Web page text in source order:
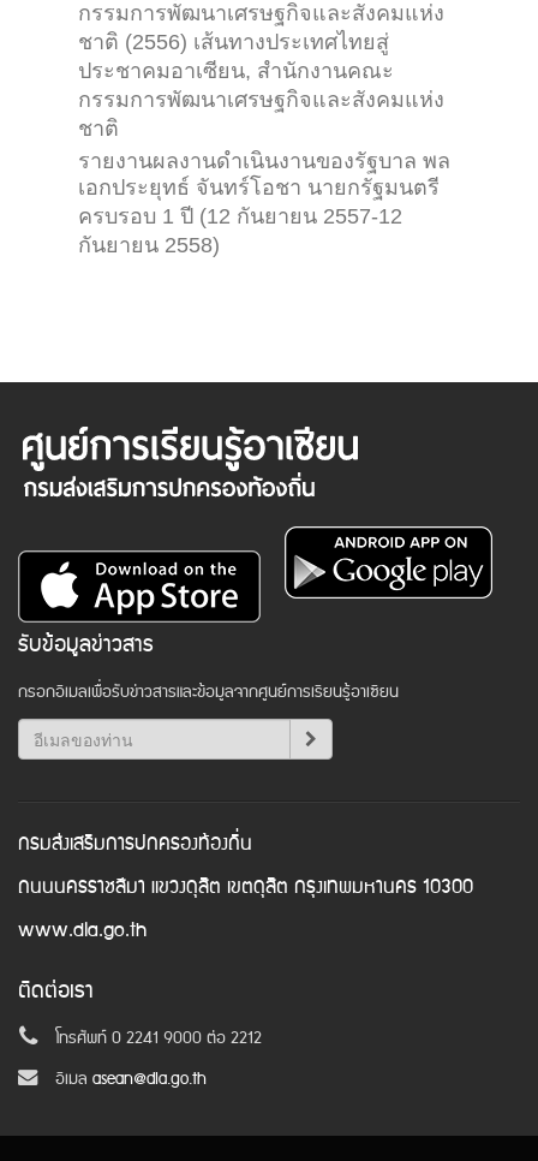
กรรมการพัฒนาเศรษฐกิจและสังคมแห่ง
ชาติ (2556) เส้นทางประเทศไทยสู่
ประชาคมอาเซียน, สำนักงานคณะ
กรรมการพัฒนาเศรษฐกิจและสังคมแห่ง
ชาติ
รายงานผลงานดำเนินงานของรัฐบาล พล
เอกประยุทธ์ จันทร์โอชา นายกรัฐมนตรี
ครบรอบ 1 ปี (12 กันยายน 2557-12
กันยายน 2558)
รับข้อมูลข่าวสาร
กรอกอีเมลเพื่อรับข่าวสารและข้อมูลจากศูนย์การเรียนรู้อาเซียน
กรมส่งเสริมการปกครองท้องถิ่น
ถนนนครราชสีมา แขวงดุสิต เขตดุสิต กรุงเทพมหานคร 10300
www.dla.go.th
ติดต่อเรา
โทรศัพท์ 0 2241 9000 ต่อ 2212
อีเมล asean@dla.go.th